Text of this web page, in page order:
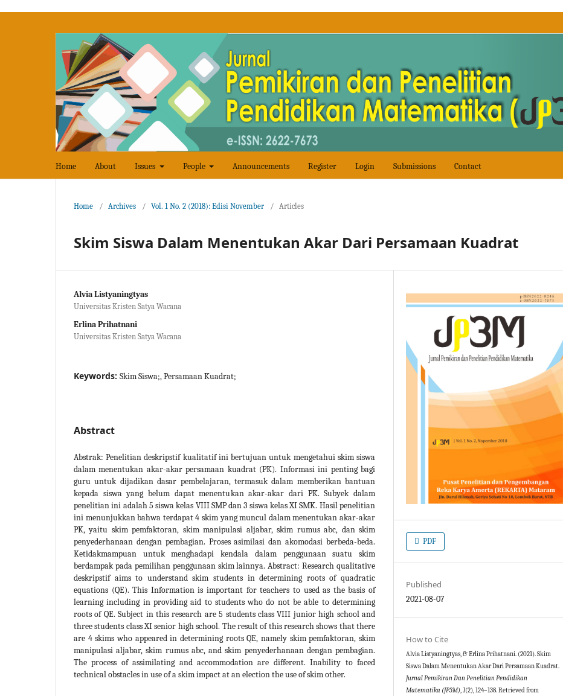
Home About Issues People Announcements Register Login Submissions Contact
Home / Archives / Vol. 1 No. 2 (2018): Edisi November / Articles
Skim Siswa Dalam Menentukan Akar Dari Persamaan Kuadrat
Alvia Listyaningtyas
Universitas Kristen Satya Wacana
Erlina Prihatnani
Universitas Kristen Satya Wacana
Keywords: Skim Siswa;, Persamaan Kuadrat;
Abstract
Abstrak: Penelitian deskripstif kualitatif ini bertujuan untuk mengetahui skim siswa
dalam menentukan akar-akar persamaan kuadrat (PK). Informasi ini penting bagi
guru untuk dijadikan dasar pembelajaran, termasuk dalam memberikan bantuan
kepada siswa yang belum dapat menentukan akar-akar dari PK. Subyek dalam
penelitian ini adalah 5 siswa kelas VIII SMP dan 3 siswa kelas XI SMK. Hasil penelitian
ini menunjukkan bahwa terdapat 4 skim yang muncul dalam menentukan akar-akar
PK, yaitu skim pemfaktoran, skim manipulasi aljabar, skim rumus abc, dan skim
penyederhanaan dengan pembagian. Proses asimilasi dan akomodasi berbeda-beda.
Ketidakmampuan untuk menghadapi kendala dalam penggunaan suatu skim
berdampak pada pemilihan penggunaan skim lainnya. Abstract: Research qualitative
deskripstif aims to understand skim students in determining roots of quadratic
equations (QE). This Information is important for teachers to used as the basis of
learning including in providing aid to students who do not be able to determining
roots of QE. Subject in this research are 5 students class VIII junior high school and
three students class XI senior high school. The result of this research shows that there
are 4 skims who appeared in determining roots QE, namely skim pemfaktoran, skim
manipulasi aljabar, skim rumus abc, and skim penyederhanaan dengan pembagian.
The process of assimilating and accommodation are different. Inability to faced
technical obstacles in use of a skim impact at an election the use of skim other.
PDF
Published
2021-08-07
How to Cite
Alvia Listyaningtyas, & Erlina Prihatnani. (2021). Skim
Siswa Dalam Menentukan Akar Dari Persamaan Kuadrat.
Jurnal Pemikiran Dan Penelitian Pendidikan
Matematika (JP3M),1(2), 124–138. Retrieved from